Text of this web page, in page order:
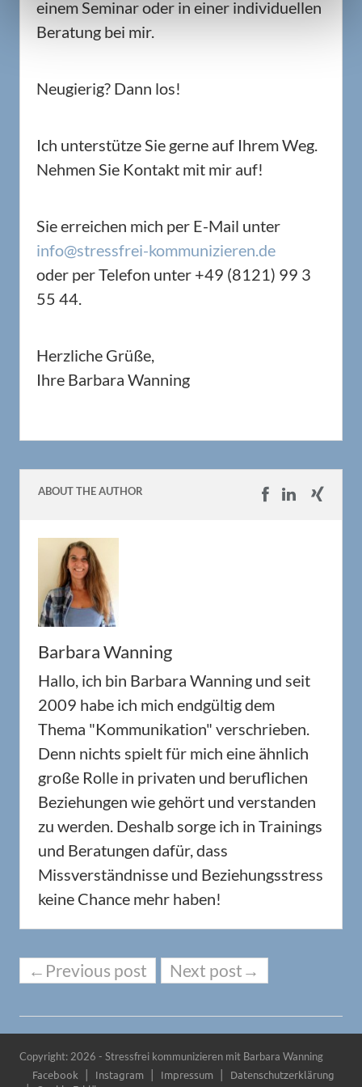
einem Seminar oder in einer individuellen
Beratung bei mir.
Neugierig? Dann los!
Ich unterstütze Sie gerne auf Ihrem Weg.
Nehmen Sie Kontakt mit mir auf!
Sie erreichen mich per E-Mail unter
info@stressfrei-kommunizieren.de
oder per Telefon unter +49 (8121) 99 3
55 44.
Herzliche Grüße,
Ihre Barbara Wanning
ABOUT THE AUTHOR
Barbara Wanning
Hallo, ich bin Barbara Wanning und seit
2009 habe ich mich endgültig dem
Thema "Kommunikation" verschrieben.
Denn nichts spielt für mich eine ähnlich
große Rolle in privaten und beruflichen
Beziehungen wie gehört und verstanden
zu werden. Deshalb sorge ich in Trainings
und Beratungen dafür, dass
Missverständnisse und Beziehungsstress
keine Chance mehr haben!
←Previous post Next post→
Copyright: 2026 - Stressfrei kommunizieren mit Barbara Wanning
Facebook Instagram Impressum
Datenschutzerklärung